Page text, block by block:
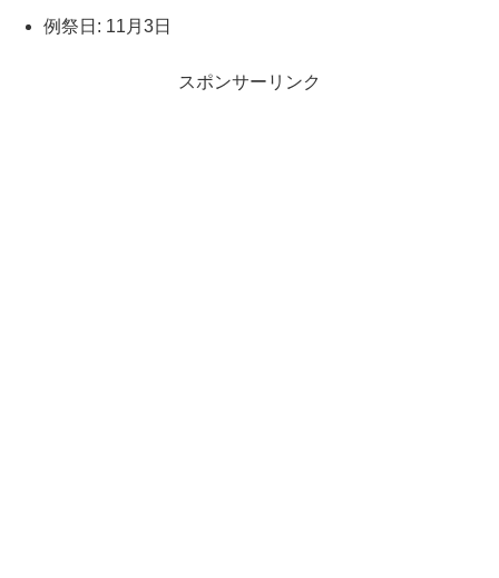
例祭日: 11月3日
スポンサーリンク